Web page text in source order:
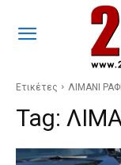
Ετικέτες ΛΙΜΑΝΙ
Tag: